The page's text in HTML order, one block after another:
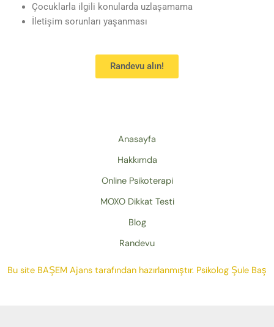
Çocuklarla ilgili konularda uzlaşamama
İletişim sorunları yaşanması
Randevu alın!
Anasayfa
Hakkımda
Online Psikoterapi
MOXO Dikkat Testi
Blog
Randevu
Bu site BAŞEM Ajans tarafından hazırlanmıştır. Psikolog Şule Baş